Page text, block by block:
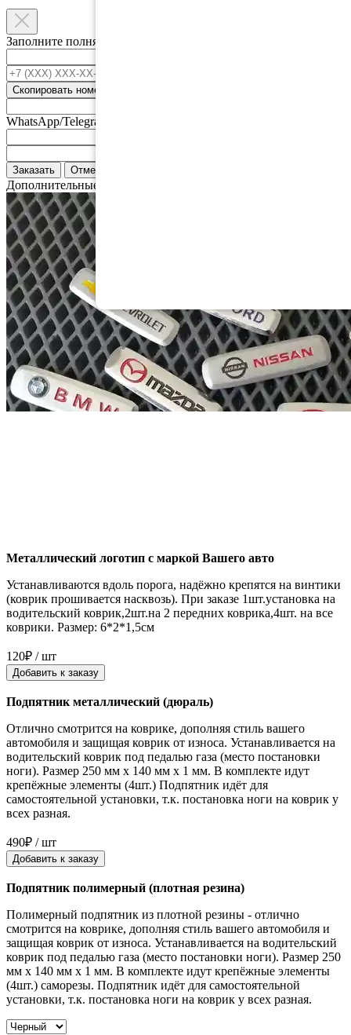
Заполните полня ниже и мы свяжемся с вами.
Скопировать номер
WhatsApp/Telegram
Заказать Отмена
Дополнительные аксессуары:
Металлический логотип с маркой Вашего авто
Устанавливаются вдоль порога, надёжно крепятся на винтики
(коврик прошивается насквозь). При заказе 1шт.установка на
водительский коврик,2шт.на 2 передних коврика,4шт. на все
коврики. Размер: 6*2*1,5см
120₽ / шт
Добавить к заказу
Подпятник металлический (дюраль)
Отлично смотрится на коврике, дополняя стиль вашего
автомобиля и защищая коврик от износа. Устанавливается на
водительский коврик под педалью газа (место постановки
ноги). Размер 250 мм x 140 мм x 1 мм. В комплекте идут
крепёжные элементы (4шт.) Подпятник идёт для
самостоятельной установки, т.к. постановка ноги на коврик у
всех разная.
490₽ / шт
Добавить к заказу
Подпятник полимерный (плотная резина)
Полимерный подпятник из плотной резины - отлично
смотрится на коврике, дополняя стиль вашего автомобиля и
защищая коврик от износа. Устанавливается на водительский
коврик под педалью газа (место постановки ноги). Размер 250
мм x 140 мм x 1 мм. В комплекте идут крепёжные элементы
(4шт.) саморезы. Подпятник идёт для самостоятельной
установки, т.к. постановка ноги на коврик у всех разная.